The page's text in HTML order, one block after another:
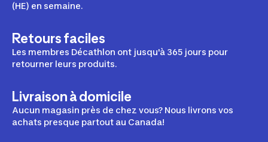
(HE) en semaine.
Retours faciles
Les membres Décathlon ont jusqu'à 365 jours pour
retourner leurs produits.
Livraison à domicile
Aucun magasin près de chez vous? Nous livrons vos
achats presque partout au Canada!